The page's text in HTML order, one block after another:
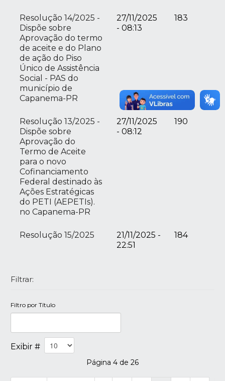
Resolução 14/2025 -
Dispõe sobre
Aprovação do termo
de aceite e do Plano
de ação do Piso
Único de Assistência
Social - PAS do
município de
Capanema-PR
27/11/2025
- 08:13
183
Resolução 13/2025 -
Dispõe sobre
Aprovação do
Termo de Aceite
para o novo
Cofinanciamento
Federal destinado às
Ações Estratégicas
do PETI (AEPETIs).
no Capanema-PR
27/11/2025
- 08:12
190
Resolução 15/2025
21/11/2025 -
22:51
184
Filtrar:
Filtro por Título
Exibir #
Página 4 de 26